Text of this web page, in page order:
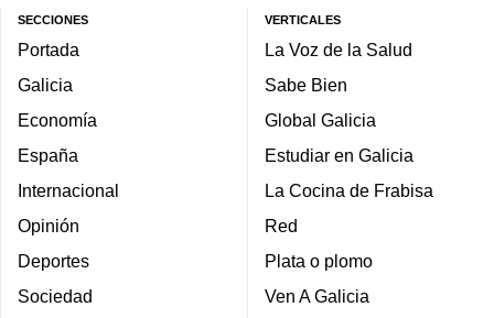
SECCIONES
Portada
Galicia
Economía
España
Internacional
Opinión
Deportes
Sociedad
VERTICALES
La Voz de la Salud
Sabe Bien
Global Galicia
Estudiar en Galicia
La Cocina de Frabisa
Red
Plata o plomo
Ven A Galicia